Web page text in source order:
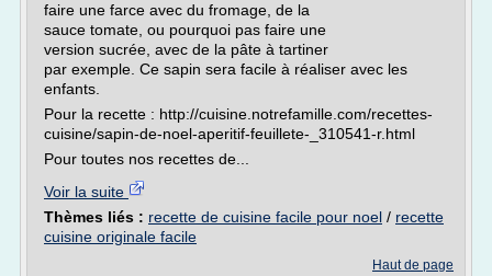
faire une farce avec du fromage, de la
sauce tomate, ou pourquoi pas faire une
version sucrée, avec de la pâte à tartiner
par exemple. Ce sapin sera facile à réaliser avec les
enfants.
Pour la recette : http://cuisine.notrefamille.com/recettes-
cuisine/sapin-de-noel-aperitif-feuillete-_310541-r.html
Pour toutes nos recettes de...
Voir la suite
Thèmes liés : recette de cuisine facile pour noel / recette
cuisine originale facile
Haut de page